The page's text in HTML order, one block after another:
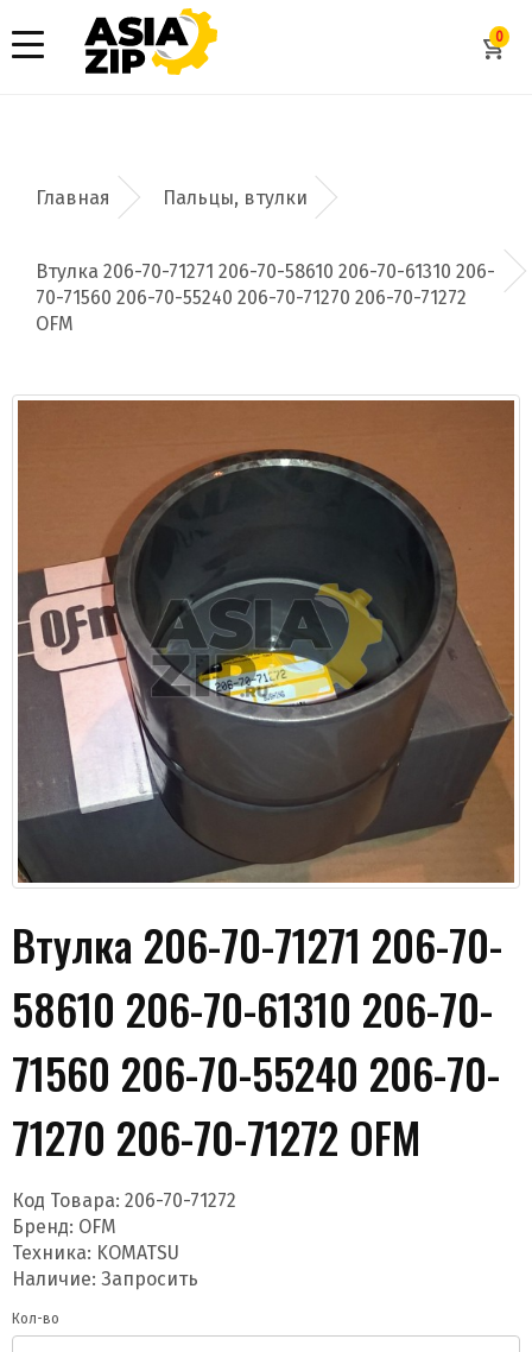
0
Добавить заявку
Допустимые форматы: .xls, .xlsx
Даю согласие на обработку моих данных и
получение новостей
Отправить
Пальцы, втулки
Втулка 206-70-71271 206-70-58610 206-70-61310 206-
70-71560 206-70-55240 206-70-71270 206-70-71272
OFM
Втулка 206-70-71271 206-70-
58610 206-70-61310 206-70-
71560 206-70-55240 206-70-
71270 206-70-71272 OFM
Код Товара: 206-70-71272
Бренд: OFM
Техника: KOMATSU
Наличие: Запросить
Кол-во